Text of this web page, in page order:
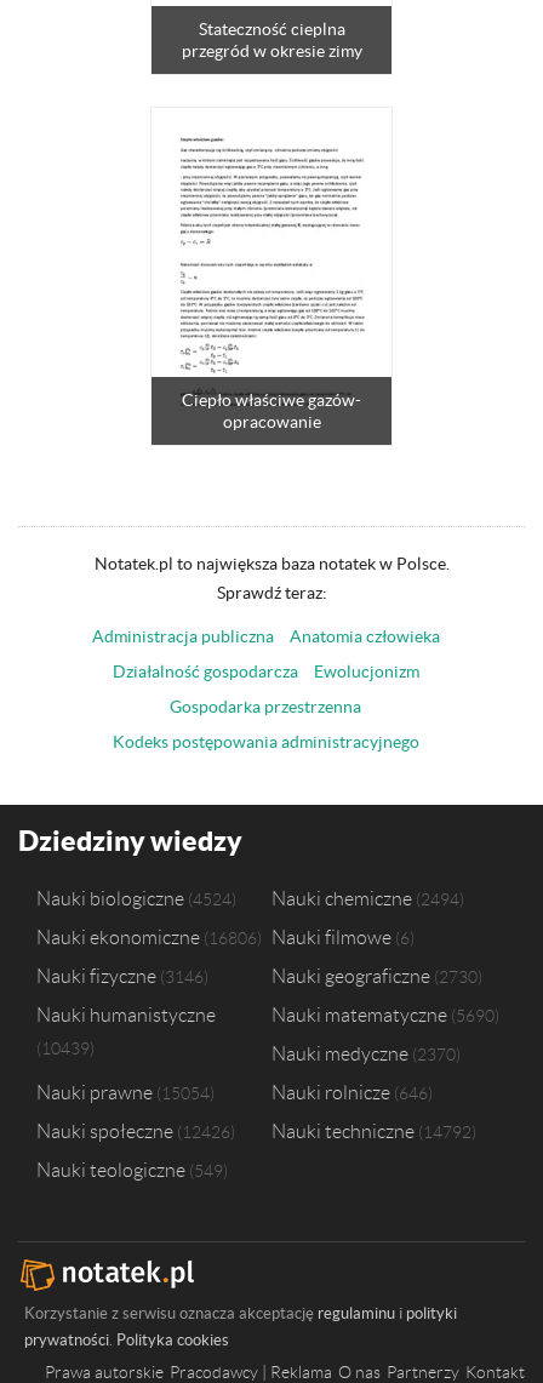
Stateczność cieplna
przegród w okresie zimy
Ciepło właściwe gazów-
opracowanie
Notatek.pl to największa baza notatek w Polsce.
Sprawdź teraz:
Administracja publiczna
Anatomia człowieka
Działalność gospodarcza
Ewolucjonizm
Gospodarka przestrzenna
Kodeks postępowania administracyjnego
Dziedziny wiedzy
Nauki biologiczne 4524 Nauki chemiczne 2494
Nauki ekonomiczne 16806 Nauki filmowe 6
Nauki fizyczne 3146 Nauki geograficzne 2730
Nauki humanistyczne
10439
Nauki matematyczne 5690
Nauki medyczne 2370
Nauki prawne 15054 Nauki rolnicze 646
Nauki społeczne 12426 Nauki techniczne 14792
Nauki teologiczne 549
Korzystanie z serwisu oznacza akceptację regulaminu i polityki
prywatności. Polityka cookies
Prawa autorskie Pracodawcy | Reklama O nas Partnerzy Kontakt